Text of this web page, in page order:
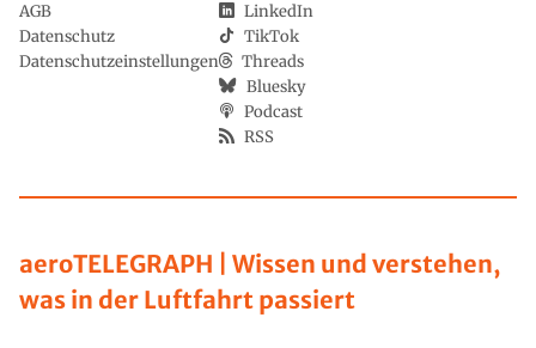
aeroTELEGRAPH | Wissen und verstehen,
was in der Luftfahrt passiert
AGB
Datenschutz
Datenschutzeinstellungen
LinkedIn
TikTok
Threads
Bluesky
Podcast
RSS